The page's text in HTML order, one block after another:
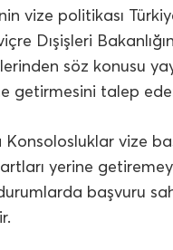
vize politikası
Dışişleri
söz konusu
getirmesini talep
Konsolosluklar vize
yerine
başvuru